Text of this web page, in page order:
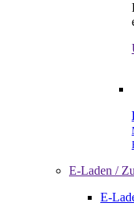
E-Laden /
E-